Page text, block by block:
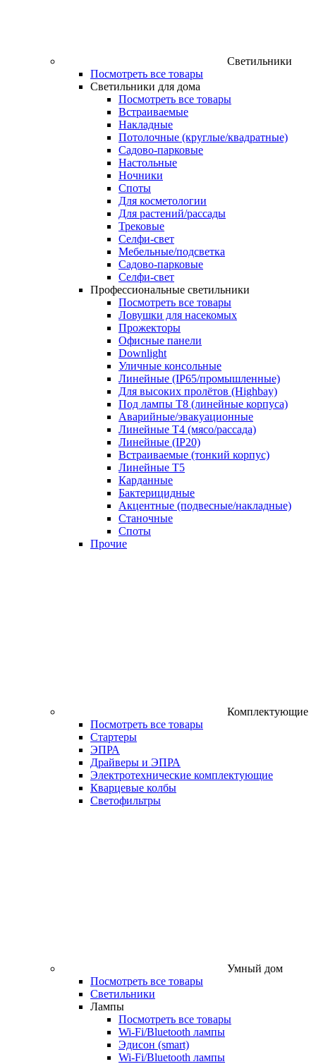
Светильники
Посмотреть все товары
Светильники для дома
Посмотреть все товары
Встраиваемые
Накладные
Потолочные (круглые/квадратные)
Садово‑парковые
Настольные
Ночники
Споты
Для косметологии
Для растений/рассады
Трековые
Селфи‑свет
Мебельные/подсветка
Садово-парковые
Селфи-свет
Профессиональные светильники
Посмотреть все товары
Ловушки для насекомых
Прожекторы
Офисные панели
Downlight
Уличные консольные
Линейные (IP65/промышленные)
Для высоких пролётов (Highbay)
Под лампы T8 (линейные корпуса)
Аварийные/эвакуационные
Линейные T4 (мясо/рассада)
Линейные (IP20)
Встраиваемые (тонкий корпус)
Линейные T5
Карданные
Бактерицидные
Акцентные (подвесные/накладные)
Станочные
Споты
Прочие
Комплектующие
Посмотреть все товары
Стартеры
ЭПРА
Драйверы и ЭПРА
Электротехнические комплектующие
Кварцевые колбы
Светофильтры
Умный дом
Посмотреть все товары
Светильники
Лампы
Посмотреть все товары
Wi‑Fi/Bluetooth лампы
Эдисон (smart)
Wi-Fi/Bluetooth лампы